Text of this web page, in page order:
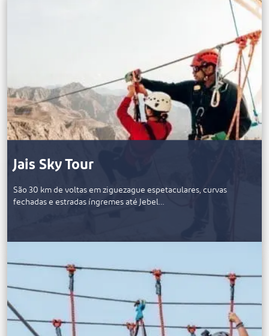
Jais Sky Tour
São 30 km de voltas em ziguezague espetaculares, curvas
fechadas e estradas íngremes até Jebel…